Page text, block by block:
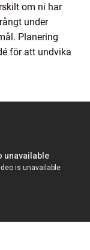
om ni har
under
Planering
för att undvika